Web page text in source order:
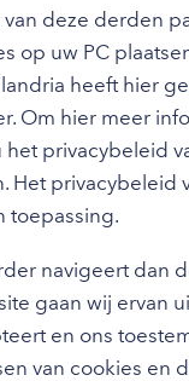
deze derden
op uw PC
heeft hier
Om hier meer
het privacybeleid
Het privacybeleid
toepassing.
navigeert dan
gaan wij ervan
en ons
van cookies en